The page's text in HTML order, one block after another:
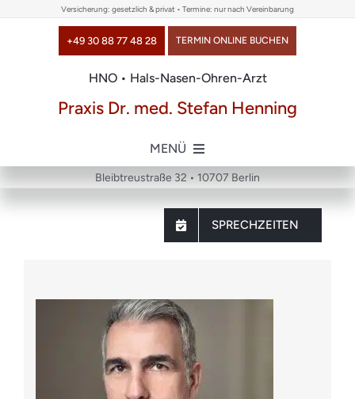
Versicherung: gesetzlich & privat • Termine: nur nach Vereinbarung
HNO • Hals-Nasen-Ohren-Arzt
+49 30 88 77 48 28 TERMIN ONLINE BUCHEN
Praxis Dr. med. Stefan Henning
MENÜ
Home
SPRECHZEITEN
Bleibtreustraße 32 • 10707 Berlin